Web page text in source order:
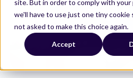
site. But in order to comply with your
we'll have to use just one tiny cookie
not asked to make this choice again.
Accept